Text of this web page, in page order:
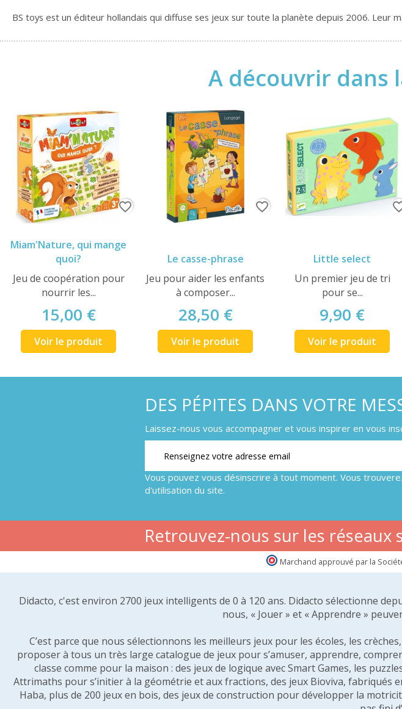
BS toys est un éditeur hollandais qui diffuse ses jeux sur toute la planète depuis 2006. Leur
A découvrir dans
Miam'Nature, qui mange
quoi?
Jeu de coopération pour
nourrir les...
15,00 €
Voir le produit
favorite_border
Le casse-phrase
Jeu pour aider les enfants
à composer...
28,50 €
Voir le produit
favorite_border
Little select
Un premier jeu de tri
pour se...
9,90 €
Voir le produit
DES PÉPITES DANS VOTRE
Laissez-nous vous accompagner et vous inspirer en vous
Vous pouvez vous désinscrire à tout moment. Vous
d'utilisation du site.
Retrouvez-nous sur les réseaux
Marchand approuvé par la
Didacto, c'est environ 2700 jeux intelligents de 0 à 120 ans. Didacto sélectionne
nous, « Jouer » et « Apprendre »
C’est parce que nous sélectionnons les meilleurs jeux pour les écoles, les
proposer à tous un très large catalogue de jeux pour s’amuser, apprendre,
classe comme pour la maison : des jeux de logique avec Smart Games, les
Attrimaths pour s’initier à la géométrie et aux fractions, des jeux Bioviva, fabriqués
Haba, plus de 200 jeux en bois, des jeux de construction pour développer la